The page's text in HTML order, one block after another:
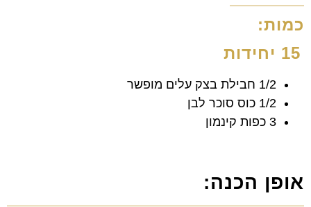
כמות:
15 יחידות
1/2 חבילת בצק עלים מופשר
1/2 כוס סוכר לבן
3 כפות קינמון
אופן הכנה: